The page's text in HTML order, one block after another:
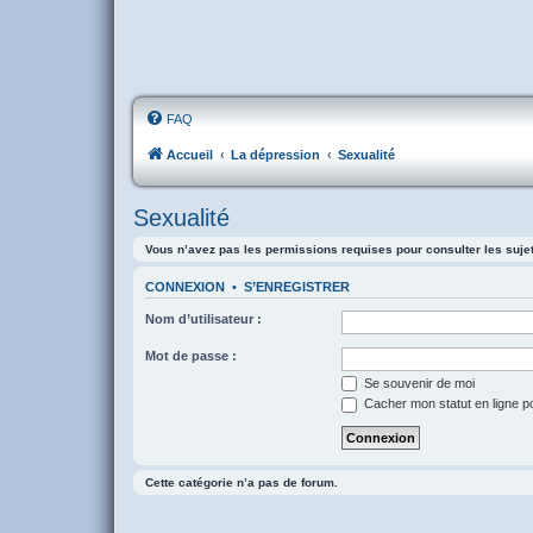
FAQ
Accueil La dépression Sexualité
Sexualité
Vous n’avez pas les permissions requises pour consulter les
CONNEXION • S’ENREGISTRER
Nom d’utilisateur :
Mot de passe :
Se souvenir de moi
Cacher mon statut en ligne
Cette catégorie n’a pas de forum.